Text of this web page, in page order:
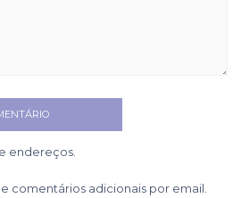
endereços.
comentários adicionais por email.